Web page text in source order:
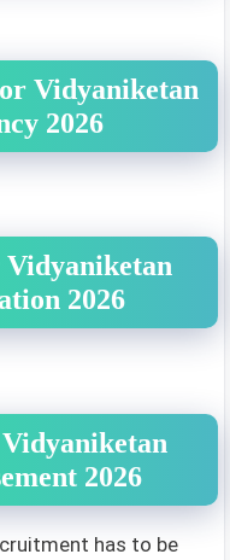
Vidyaniketan
2026
2026
2026
has to be